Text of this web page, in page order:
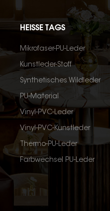
HEISSE TAGS
Mikrofaser-PU-Leder
Kunstleder-Stoff
Synthetisches Wildleder
PU-Material
Vinyl-PVC-Leder
Vinyl-PVC-Kunstleder
Thermo-PU-Leder
Farbwechsel PU-Leder